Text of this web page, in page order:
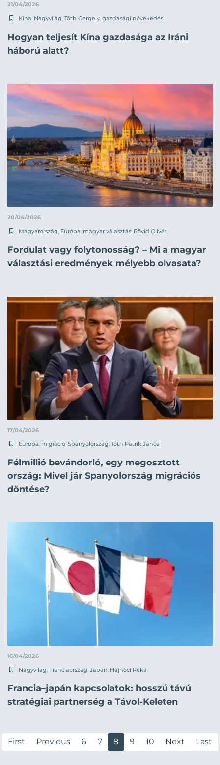
21/04/2026
Kína, Nagyvilág, Tóth Gergely, gazdasági növekedés
Hogyan teljesít Kína gazdasága az Iráni
háború alatt?
20/04/2026
Magyarország Európa magyar választás Rövid Olivér
Fordulat vagy folytonosság? – Mi a magyar
választási eredmények mélyebb olvasata?
17/04/2026
Európa migráció Spanyolország Tóth Patrik János
Félmillió bevándorló, egy megosztott
ország: Mivel jár Spanyolország migrációs
döntése?
16/04/2026
Nagyvilág, Franciaország, Japán, Hajnóci Réka
Francia–japán kapcsolatok: hosszú távú
stratégiai partnerség a Távol-Keleten
First Previous 6 7 8 9 10 Next Last